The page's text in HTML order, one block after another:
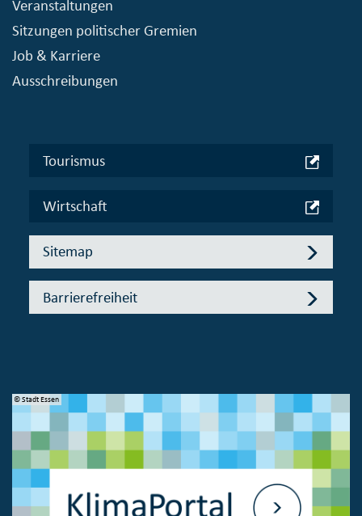
Veranstaltungen
Sitzungen politischer Gremien
Job & Karriere
Ausschreibungen
Tourismus
Wirtschaft
Sitemap
Barrierefreiheit
© Stadt Essen